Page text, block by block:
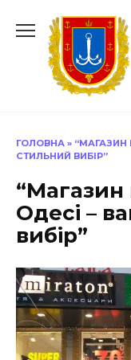
до
ГОЛОВНА » “МАГАЗИН
СТИЛЬНИЙ ВИБІР”
“Магазин
Одесі –
вибір”